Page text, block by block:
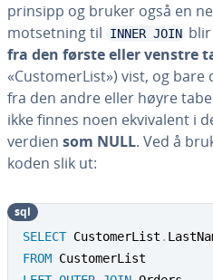
prinsipp og bruker også en
motsetning til
INNER JOIN
fra den første eller venstre
«CustomerList») vist, og
fra den andre eller høyre
ikke finnes noen ekvivalent i
verdien som NULL. Ved å
koden slik ut:
SELECT CustomerList .
FROM
sql